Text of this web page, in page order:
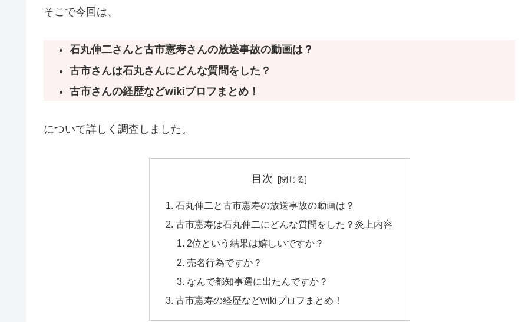
そこで今回は、
石丸伸二さんと古市憲寿さんの放送事故の動画は？
古市さんは石丸さんにどんな質問をした？
古市さんの経歴などwikiプロフまとめ！
について詳しく調査しました。
目次
石丸伸二と古市憲寿の放送事故の動画は？
古市憲寿は石丸伸二にどんな質問をした？炎上内容
2位という結果は嬉しいですか？
売名行為ですか？
なんで都知事選に出たんですか？
古市憲寿の経歴などwikiプロフまとめ！